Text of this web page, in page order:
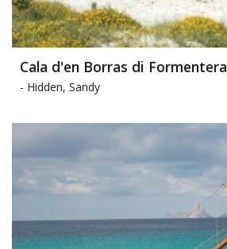
Cala d'en Borras di Formentera
- Hidden, Sandy